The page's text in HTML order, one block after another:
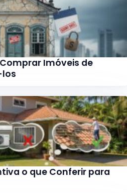
Imóveis de
los
o que Conferir para